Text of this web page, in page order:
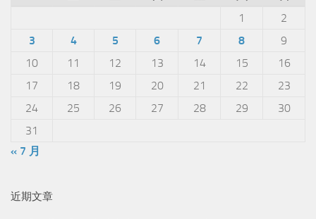
1
2
3
4 5 6 7 8
9
10
11 12 13 14 15
16
17
18 19 20 21 22
23
24
25 26 27 28 29
30
31
« 7 月
近期文章